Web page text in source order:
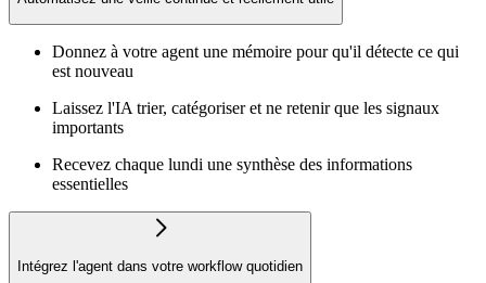
Donnez à votre agent une mémoire pour qu'il détecte ce qui
est nouveau
Laissez l'IA trier, catégoriser et ne retenir que les signaux
importants
Recevez chaque lundi une synthèse des informations
essentielles
Intégrez l'agent dans votre workflow quotidien